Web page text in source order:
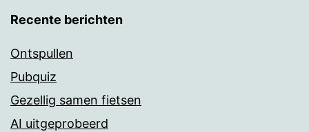
Recente berichten
Ontspullen
Pubquiz
Gezellig samen fietsen
AI uitgeprobeerd